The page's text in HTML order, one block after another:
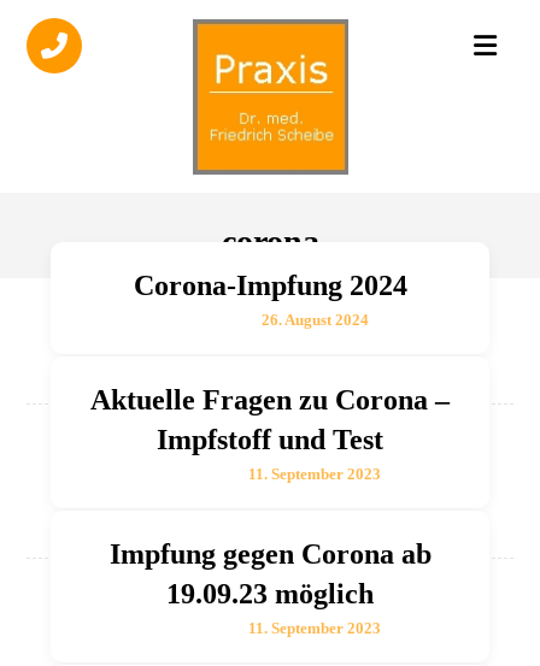
corona
Corona-Impfung 2024
26. August 2024
Aktuelle Fragen zu Corona –
Impfstoff und Test
11. September 2023
Impfung gegen Corona ab
19.09.23 möglich
11. September 2023